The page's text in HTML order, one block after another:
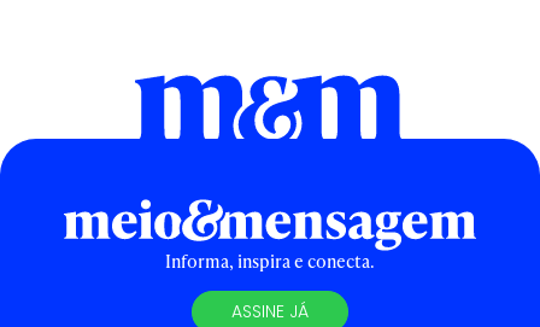
Informa, inspira e conecta.
ASSINE JÁ